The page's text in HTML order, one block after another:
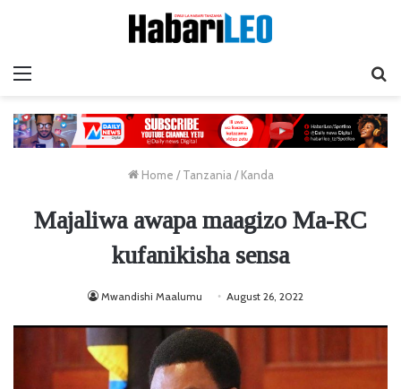
Home / Tanzania / Kanda
Majaliwa awapa maagizo Ma-RC
kufanikisha sensa
Mwandishi Maalumu August 26, 2022